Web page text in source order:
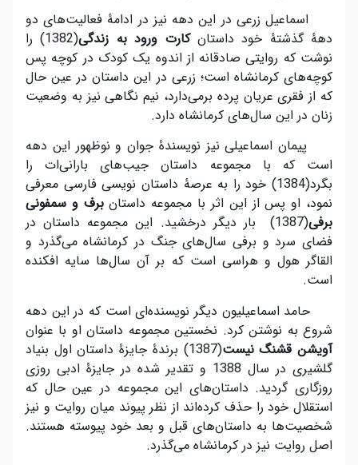
اسماعیل زرعی در این دهه نیز در ادامۀ فعالیت‌های دو
دهۀ گذشتۀ خود داستانکارت ورود به زندگی
(1382) را
نوشت که روایتی صادقانه از اندوه یک کودک در کوچه پس
کوچه‌های کرمانشاه است؛ زرعی در این داستان در عین حال
که از فقری عریان پرده برمی‌دارد، نیم نگاهی نیز به وضعیت
زنان در این سال‌های کرمانشاه دارد.
پیمان اسماعیلی نیز نویسندۀ جوان و نوظهور این دهه
است که با مجموعه داستان جیب‌های بارانی‌ات را
بگرد(1384) خود را به عرصۀ داستان نویسی فارسی معرفی
نمود، او پس از این اثر با مجموعه داستانبرف و سمفونی
برفی
(1387) بار دیگر درخشید. این مجموعه داستان در
فضای سرد و برفی سال‌های جنگ در کرمانشاه می‌گذرد و
القاگر هول و هراسی است که بر آن سال‌ها سایه افکنده
است.
حامد اسماعیلیون دیگر نویسنده‌ای است که در این دهه
شروع به نوشتن کرد. نخستین مجموعه داستان او با عنوان
آویشن قشنگ نیست
(1387) برندۀ جایزۀ داستان اول بنیاد
گلشیری در سال 1388 و تقدیر شده در جایزۀ ادبی روزی
روزگاری گردید. داستان‌های این مجموعه در عین حال که
استقلال خود را حذف کرده‌اند از نظر پیوند میان روایت و نیز
شخصیت‌ها به داستان‌های قبل و بعد خود پیوسته هستند.
اصل روایت نیز در کرمانشاه می‌گذرد.